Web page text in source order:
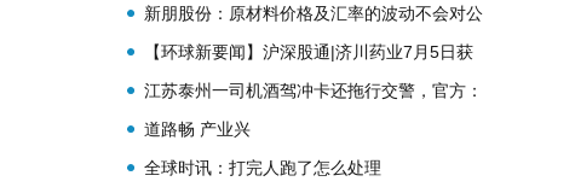
詹姆斯二儿子的比赛 世界短讯
新朋股份：原材料价格及汇率的波动不会对公
司业绩产生实质性的影响
【环球新要闻】沪深股通|济川药业7月5日获
外资卖出0.02%股份
江苏泰州一司机酒驾冲卡还拖行交警，官方：
司机已控制，交警无碍 焦点资讯
道路畅 产业兴
全球时讯：打完人跑了怎么处理